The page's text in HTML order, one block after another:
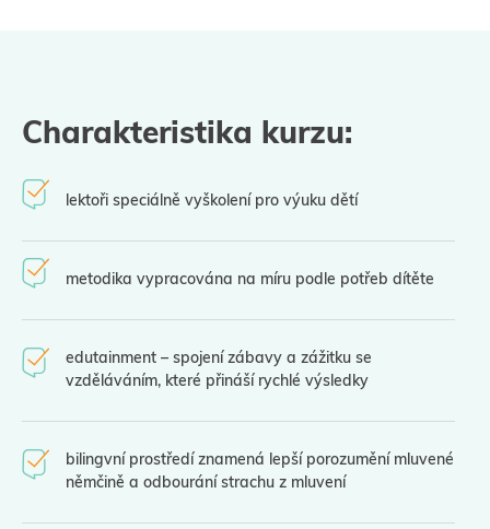
Charakteristika kurzu:
lektoři speciálně vyškolení pro výuku dětí
metodika vypracována na míru podle potřeb dítěte
edutainment – spojení zábavy a zážitku se
vzděláváním, které přináší rychlé výsledky
bilingvní prostředí znamená lepší porozumění mluvené
němčině a odbourání strachu z mluvení